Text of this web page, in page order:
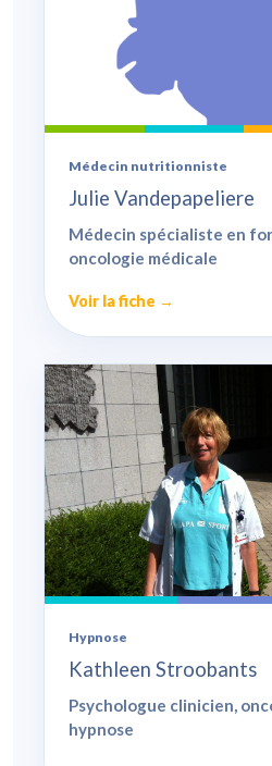
Médecin nutritionniste
Julie Vandepapeliere
Médecin spécialiste en
oncologie médicale
Voir la fiche →
Hypnose
Kathleen Stroobants
Psychologue clinicien,
hypnose